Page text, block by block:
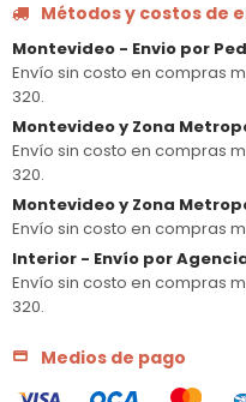
Métodos y costos de
Montevideo - Envio por
Envío sin costo en compras
320.
Montevideo y Zona
Envío sin costo en compras
320.
Montevideo y Zona
Envío sin costo en compras
Interior - Envío por Agencia
Envío sin costo en compras
320.
Medios de pago